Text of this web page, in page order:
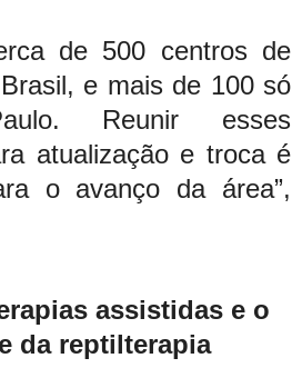
de 500 centros de
e mais de 100 só
Reunir esses
atualização e troca é
o avanço da área”,
assistidas e o
da reptilterapia